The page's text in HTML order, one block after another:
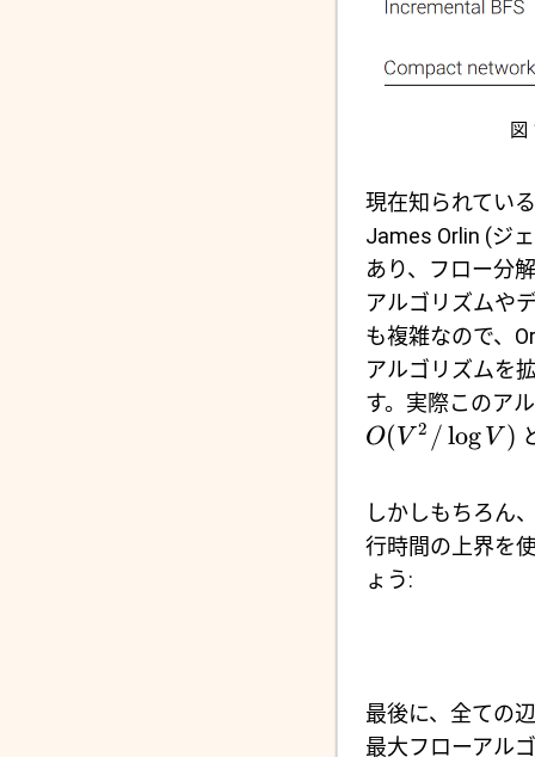
図
現在知られてい
James Orlin (ジ
あり、フロー分
アルゴリズムや
も複雑なので、
アルゴリズムを
す。実際このア
O( V 2 /log V )
しかしもちろん
行時間の上界を
ょう:
最後に、全ての
最大フローアル